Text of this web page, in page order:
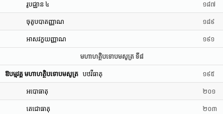
រូបជ្ឈាន ៤ ១៨៧
ចុតូបបាតញ្ញាណ ១៨៩
អាសវក្ខយញ្ញាណ ១៩១
មហាហត្ថិបទោបមសូត្រ ទី៨
ឱបម្មវគ្គ មហាហត្ថិបទោបមសូត្រ បឋវីធាតុ ១៩៥
អបោធាតុ ២០១
តេជោធាតុ ២០៣